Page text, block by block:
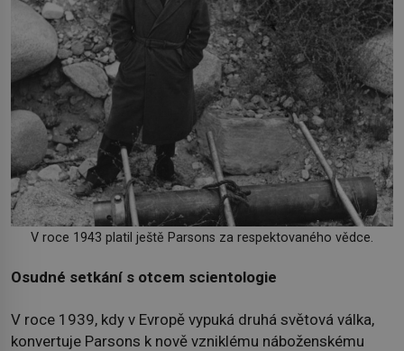
V roce 1943 platil ještě Parsons za respektovaného vědce.
Osudné setkání s otcem scientologie
V roce 1939, kdy v Evropě vypuká druhá světová válka,
konvertuje Parsons k nově vzniklému náboženskému